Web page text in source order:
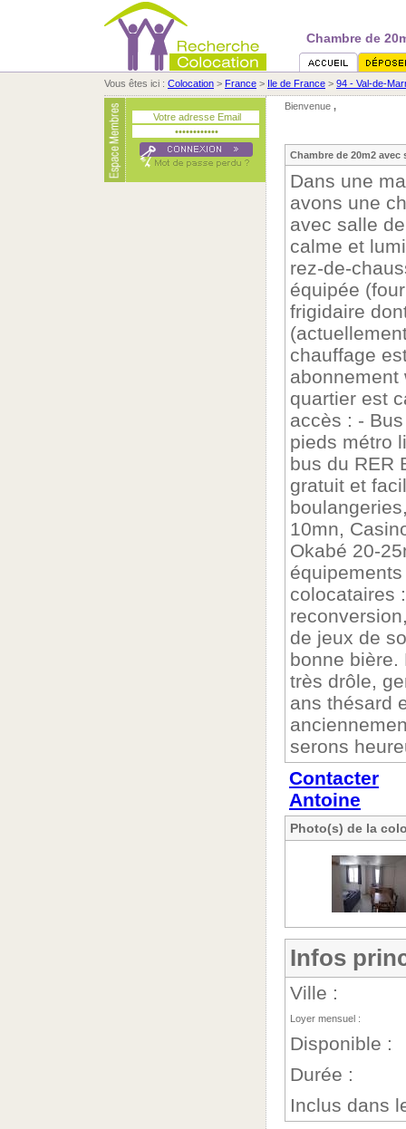
Chambre de
Vous êtes ici : Colocation > France > Ile de France > 94 - Val-de-
Bienvenue ,
Chambre de 20m2
Dans une
avons une
avec salle
calme et
rez-de-
équipée
frigidaire
chauffage
abonnement
quartier est
accès : -
pieds métro
bus du RER
gratuit et
10mn,
Okabé 20-
colocataires
de jeux de
bonne bière.
très drôle,
ans thésard
serons
Contacter
Antoine
Photo(s) de la
Infos
Ville :
Loyer mensuel :
Disponible :
Durée :
Inclus dans